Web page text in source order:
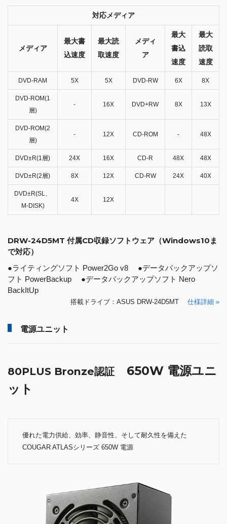
対応メディア
メディア
最大書
込速度
最大読
取速度
メディ
ア
最大
書込
速度
最大
読取
速度
DVD-RAM 5X 5X DVD-RW 6X 8X
DVD-ROM(1
層)
- 16X DVD+RW 8X 13X
DVD-ROM(2
層)
- 12X CD-ROM - 48X
DVD±R(1層) 24X 16X CD-R 48X 48X
DVD±R(2層) 8X 12X CD-RW 24X 40X
DVD±R(SL、
M-DISK)
4X 12X
DRW-24D5MT 付属CD収録ソフトウェア（Windows10ま
で対応）
●ライティングソフト Power2Go v8 ●データバックアップソ
フト PowerBackup ●データバックアップソフト Nero
BackItUp
搭載ドライブ：ASUS DRW-24D5MT 仕様詳細 »
電源ユニット
80PLUS Bronze認証 650W 電源ユニ
ット
優れた電力供給、効率、静音性、そして耐久性を備えた
COUGAR ATLASシリーズ 650W 電源